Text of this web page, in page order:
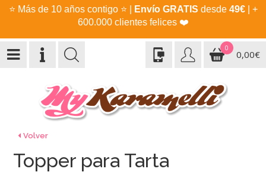
⭐ Más de 10 años contigo ⭐ Envío GRATIS desde 49€| +
600.000 clientes felices ❤️
0
0,00€
Volver
Topper para Tarta